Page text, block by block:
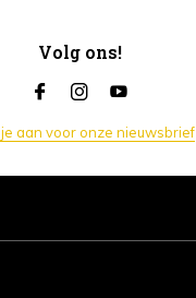
Volg ons!
aan voor onze nieuwsbrief